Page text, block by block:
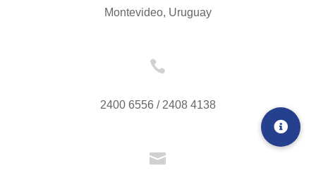
Montevideo, Uruguay

2400 6556 / 2408 4138
